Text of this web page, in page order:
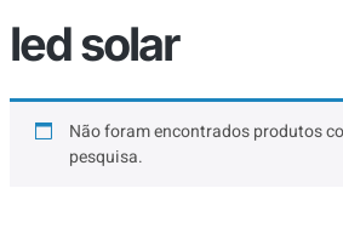
led solar
Não foram encontrados produtos
pesquisa.